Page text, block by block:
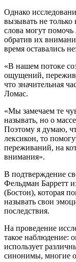
Однако
вызывать не только
слова могут
обратив их
время оставались
«В нашем потоке
ощущений,
что значительная
Ломас.
«Мы замечаем те
называть, но о
Поэтому я думаю,
лексикон, то
переживаний, на
внимания».
В подтверждение
Фельдман Барретт
(Бостон), которая
называть свои
последствия.
На проведение
такое наблюдение:
использует
синонимы, многие